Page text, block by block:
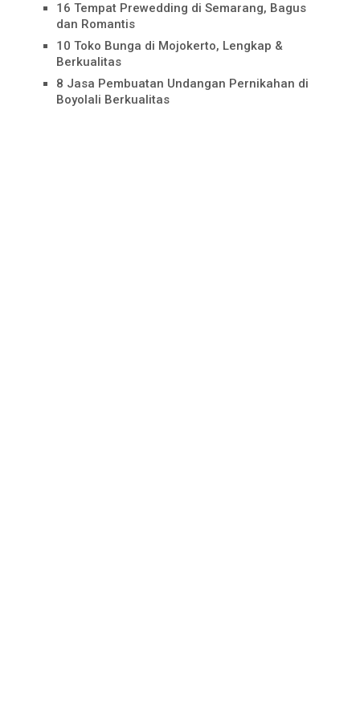
16 Tempat Prewedding di Semarang, Bagus
dan Romantis
10 Toko Bunga di Mojokerto, Lengkap &
Berkualitas
8 Jasa Pembuatan Undangan Pernikahan di
Boyolali Berkualitas